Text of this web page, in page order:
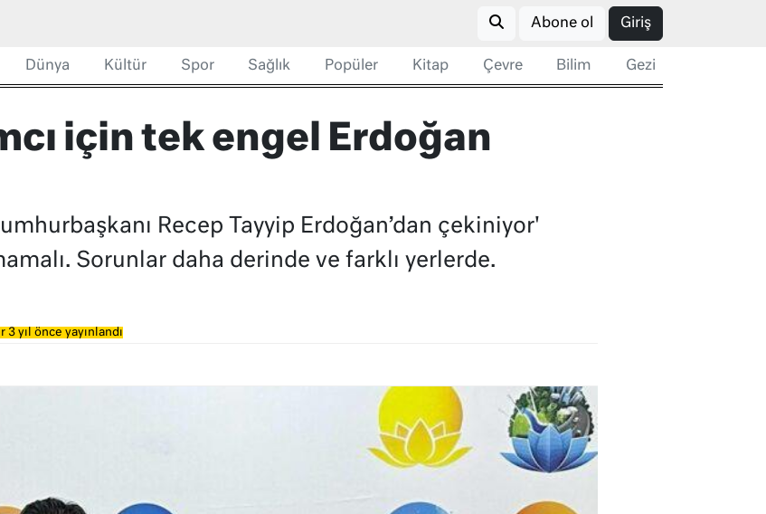
Abone ol Giriş
Dünya Kültür Spor Sağlık Popüler Kitap Çevre Bilim Gezi
için tek engel Erdoğan
Recep Tayyip Erdoğan’dan çekiniyor'
Sorunlar daha derinde ve farklı yerlerde.
3 yıl önce yayınlandı